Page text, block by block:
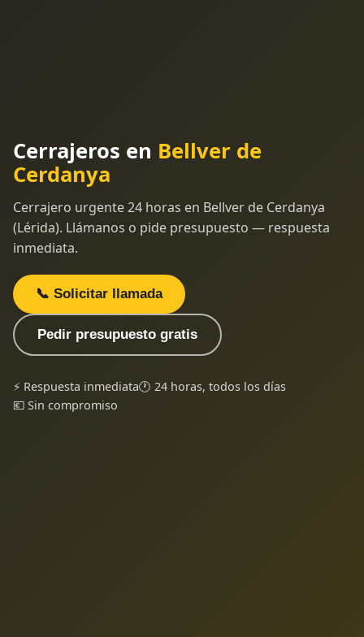
Cerrajeros en Bellver de
Cerdanya
Cerrajero urgente 24 horas en Bellver de Cerdanya
(Lérida). Llámanos o pide presupuesto — respuesta
inmediata.
📞 Solicitar llamada
Pedir presupuesto gratis
⚡ Respuesta inmediata🕐 24 horas, todos los días
💶 Sin compromiso